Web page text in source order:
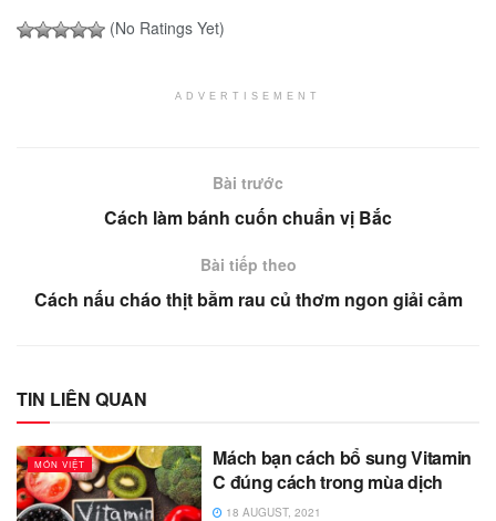
(No Ratings Yet)
ADVERTISEMENT
Bài trước
Cách làm bánh cuốn chuẩn vị Bắc
Bài tiếp theo
Cách nấu cháo thịt bằm rau củ thơm ngon giải cảm
TIN LIÊN QUAN
MÓN VIỆT
Mách bạn cách bổ sung Vitamin
C đúng cách trong mùa dịch
18 AUGUST, 2021